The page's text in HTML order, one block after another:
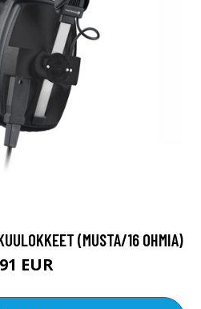
(MUSTA/16 OHMIA)
EUR